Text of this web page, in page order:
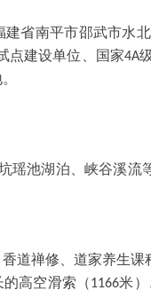
省南平市邵武市水
点建设单位、国家4A
瑶池湖泊、峡谷溪流
道禅修、道家养生课
高空滑索（1166米）